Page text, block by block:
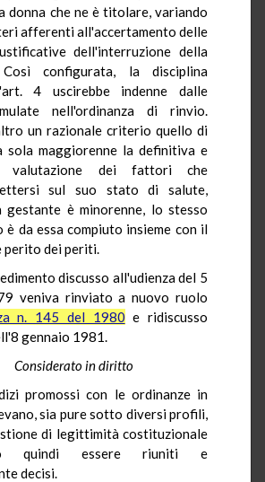
donna che ne è titolare, variando
afferenti all'accertamento delle
dell'interruzione della
Così configurata, la disciplina
4 uscirebbe indenne dalle
nell'ordinanza di rinvio.
un razionale criterio quello di
sola maggiorenne la definitiva e
valutazione dei fattori che
sul suo stato di salute,
gestante è minorenne, lo stesso
è da essa compiuto insieme con il
perito dei periti.
discusso all'udienza del 5
veniva rinviato a nuovo ruolo
n. 145 del 1980 e ridiscusso
gennaio 1981.
Considerato in diritto
promossi con le ordinanze in
sia pure sotto diversi profili,
di legittimità costituzionale
quindi essere riuniti e
decisi.